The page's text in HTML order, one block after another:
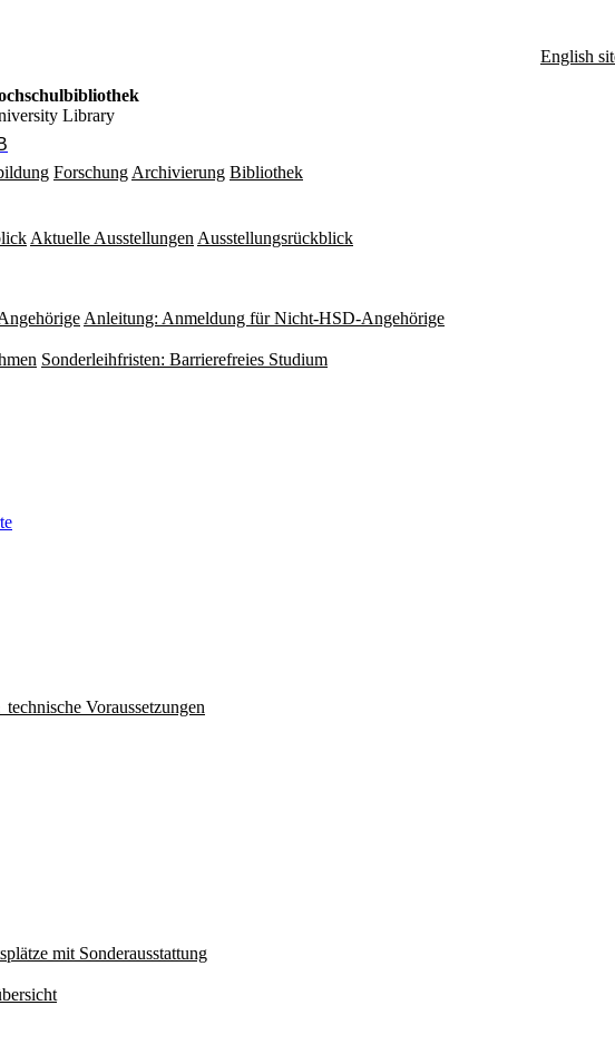
Library
English
Forschung Archivierung Bibliothek
Aktuelle Ausstellungen Ausstellungsrückblick
Anleitung: Anmeldung für Nicht-HSD-Angehörige
Sonderleihfristen: Barrierefreies Studium
Voraussetzungen
mit Sonderausstattung